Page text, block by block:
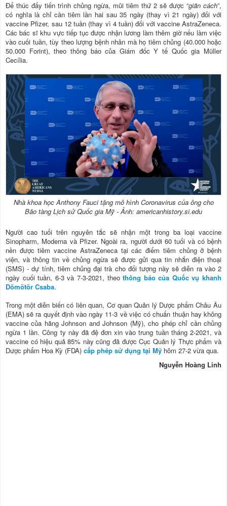
Để thúc đẩy tiến trình chủng ngừa, mũi tiêm thứ 2 sẽ được “giãn cách”,
có nghĩa là chỉ cần tiêm lần hai sau 35 ngày (thay vì 21 ngày) đối với
vaccine Pfizer, sau 12 tuần (thay vì 4 tuần) đối với vaccine AstraZeneca.
Các bác sĩ khu vực tiếp tục được nhận lương làm thêm giờ nếu làm việc
vào cuối tuần, tùy theo lượng bệnh nhân mà họ tiêm chủng (40.000 hoặc
50.000 Forint), theo thông báo của Giám đốc Y tế Quốc gia Müller
Cecília.
Nhà khoa học Anthony Fauci tặng mô hình Coronavirus của ông cho
Bảo tàng Lịch sử Quốc gia Mỹ - Ảnh: americanhistory.si.edu
Người cao tuổi trên nguyên tắc sẽ nhận một trong ba loại vaccine
Sinopharm, Moderna và Pfizer. Ngoài ra, người dưới 60 tuổi và có bệnh
nền được tiêm vaccine AstraZeneca tại các điểm tiêm chủng ở bệnh
viện, và thông tin về chủng ngừa sẽ được gửi qua tin nhắn điện thoại
(SMS) - dự tính, tiêm chủng đại trà cho đối tượng này sẽ diễn ra vào 2
ngày cuối tuần, 6-3 và 7-3-2021, theothông báo của Quốc vụ khanh
Dömötör Csaba.
Trong một diễn biến có liên quan, Cơ quan Quản lý Dược phẩm Châu Âu
(EMA) sẽ ra quyết định vào ngày 11-3 về việc có chuẩn thuận hay không
vaccine của hãng Johnson and Johnson (Mỹ), cho phép chỉ cần chủng
ngừa 1 lần. Công ty này đã đệ đơn xin vào trung tuần tháng 2-2021, và
vaccine có hiệu quả 85% này cũng đã được Cục Quản lý Thực phẩm và
Dược phẩm Hoa Kỳ (FDA) cấp phép sử dụng tại Mỹ hôm 27-2 vừa qua.
Nguyễn Hoàng Linh